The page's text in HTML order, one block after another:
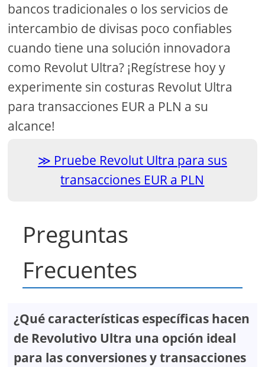
bancos tradicionales o los servicios de
intercambio de divisas poco confiables
cuando tiene una solución innovadora
como Revolut Ultra? ¡Regístrese hoy y
experimente sin costuras Revolut Ultra
para transacciones EUR a PLN a su
alcance!
Pruebe Revolut Ultra para sus
transacciones EUR a PLN
Preguntas
Frecuentes
¿Qué características específicas hacen
de Revolutivo Ultra una opción ideal
para las conversiones y transacciones